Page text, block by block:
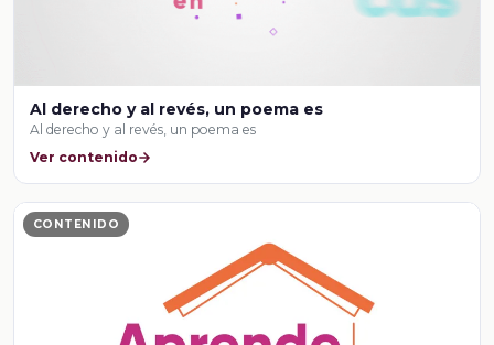
Al derecho y al revés, un poema es
Al derecho y al revés, un poema es
Ver contenido
CONTENIDO